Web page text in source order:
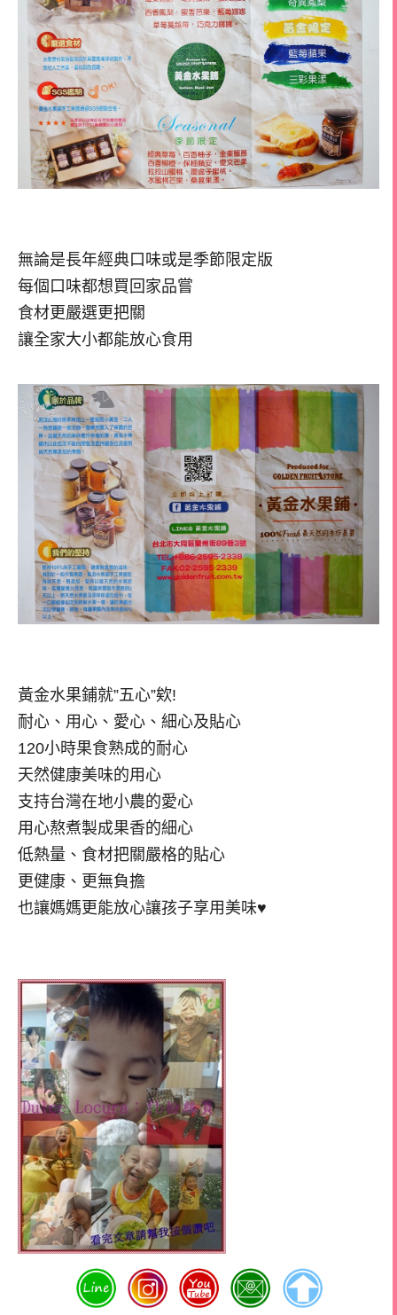
無論是長年經典口味或是季節限定版
每個口味都想買回家品嘗
食材更嚴選更把關
讓全家大小都能放心食用
黃金水果鋪就”五心”欸!
耐心、用心、愛心、細心及貼心
120小時果食熟成的耐心
天然健康美味的用心
支持台灣在地小農的愛心
用心熬煮製成果香的細心
低熱量、食材把關嚴格的貼心
更健康、更無負擔
也讓媽媽更能放心讓孩子享用美味♥